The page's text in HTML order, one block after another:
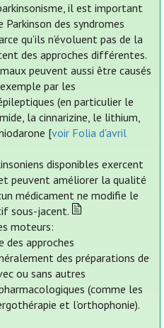
il est important
des syndromes
qu’ils n’évoluent pas de la
des approches différentes.
peuvent aussi être causés
par les
(en particulier le
la cinnarizine, le lithium,
[voir Folia d'avril
disponibles exercent
peuvent améliorer la qualité
médicament ne modifie le
sous-jacent.
moteurs:
approches
des préparations de
ou sans autres
(comme les
et l’orthophonie).